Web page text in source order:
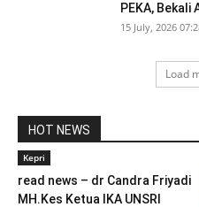
PEKA, Bekali
15 July, 2026
Load
HOT NEWS
Kepri
read news – dr Candra Friyadi
MH.Kes Ketua IKA UNSRI